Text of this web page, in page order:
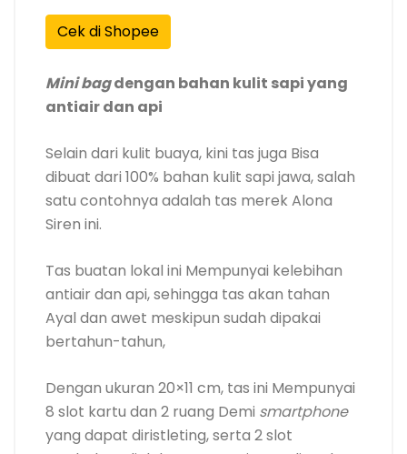
Cek di Shopee
Mini bagdengan bahan kulit sapi yang
antiair dan api
Selain dari kulit buaya, kini tas juga Bisa
dibuat dari 100% bahan kulit sapi jawa, salah
satu contohnya adalah tas merek Alona
Siren ini.
Tas buatan lokal ini Mempunyai kelebihan
antiair dan api, sehingga tas akan tahan
Ayal dan awet meskipun sudah dipakai
bertahun-tahun,
Dengan ukuran 20×11 cm, tas ini Mempunyai
8 slot kartu dan 2 ruang Demi smartphone
yang dapat diristleting, serta 2 slot